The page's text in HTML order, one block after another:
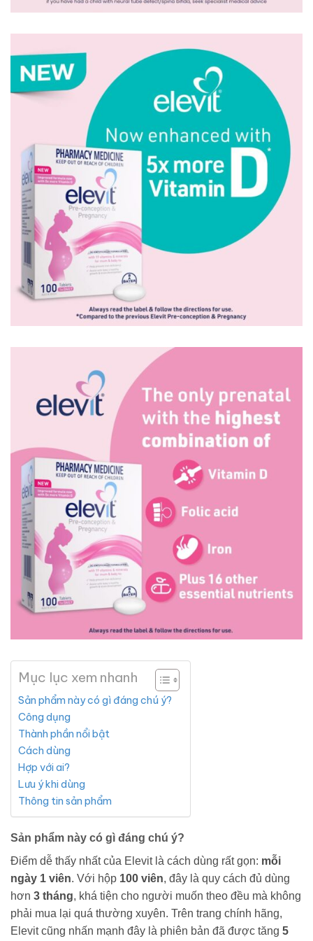
Mục lục xem nhanh
Sản phẩm này có gì đáng chú ý?
Công dụng
Thành phần nổi bật
Cách dùng
Hợp với ai?
Lưu ý khi dùng
Thông tin sản phẩm
Sản phẩm này có gì đáng chú ý?
Điểm dễ thấy nhất của Elevit là cách dùng rất gọn: mỗi
ngày 1 viên. Với hộp 100 viên, đây là quy cách đủ dùng
hơn 3 tháng, khá tiện cho người muốn theo đều mà không
phải mua lại quá thường xuyên. Trên trang chính hãng,
Elevit cũng nhấn mạnh đây là phiên bản đã được tăng 5